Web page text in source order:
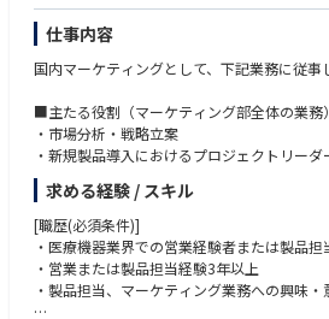
■当社の強み：
患者への負担が少ないことから心筋梗塞の治
ガイドワイヤ（カテーテルを治療部へ導くた
バル規模でのシェアも拡大し続けています。
仕事内容
国内マーケティングとして、下記業務に従事
■主たる役割（マーケティング部全体の業務）
・市場分析・戦略立案
・新規製品導入におけるプロジェクトリーダ
・営業支援・販促活動
・学会協賛活動・KOLマネジメント
・製造元（国内及び海外）とのコミュニケー
■主な業務（入社頂いて、実際におこなって
度で引継・教育を行い、下記業務を担当し
・新規製品導入に向けた国内市場調査および
求める経験 / スキル
[職歴(必須条件)]
・医療機器業界での営業経験者または製品担
・営業または製品担当経験3年以上
・製品担当、マーケティング業務への興味